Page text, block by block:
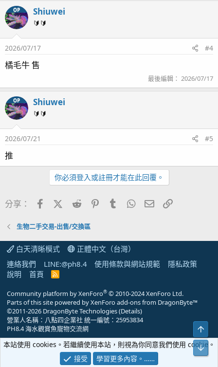
OP Shiuwei
🔰🔰
2026/07/17 #4
橘毛牛 售
最後編輯： 2026/07/17
OP Shiuwei
🔰🔰
2026/07/21 #5
推
你必須登入或註冊才能在此回覆。
分享： FacebookX (Twitter)
Reddit PinterestTumblrWhatsApp電子郵件
生物二手交易-出售/交換區
白天清晰模式
正體中文（台灣）
連絡我們
LINE:@ph8.4 使用條款與網站規範
隱私政策
說明
首頁
R
Community platform by XenForo® © 2010-2024 XenForo Ltd.
Parts of this site powered byXenForo add-ons from DragonByte™
©2011-2026 DragonByte Technologies(Details)
營業人名稱：八點四企業社 統一編號：25953834
PH8.4 海水觀賞魚寵物交流網
本站使用 cookies。若繼續使用本站，則視為你同意我們使用 cookie。
接受
學習更多內容。……